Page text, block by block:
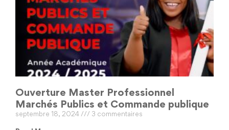
Ouverture Master Professionnel
Marchés Publics et Commande publique
septembre 18, 2024 3 commentaires